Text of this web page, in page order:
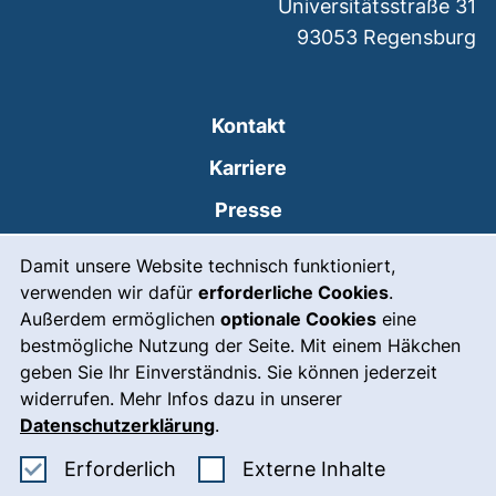
Damit unsere Website technisch funktioniert,
verwenden wir dafür erforderliche Cookies.
Außerdem ermöglichen optionale Cookies eine
bestmögliche Nutzung der Seite. Mit einem Häkchen
geben Sie Ihr Einverständnis. Sie können jederzeit
widerrufen. Mehr Infos dazu in unserer
Datenschutzerklärung.
Erforderlich Erforderliche Cookies akzeptieren
Externe Inhalte: Externe
Kontakt
Karriere
Presse
Leichte Sprache
Gebärdensprache
Notfall(externer Link, öffnet
Impressum
Barrierefreiheit
Universitätsstraße 31
93053 Regensburg